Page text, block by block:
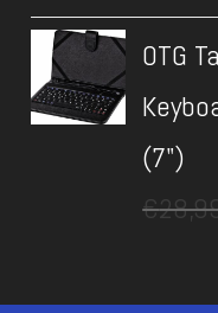
OTG
(7")
€